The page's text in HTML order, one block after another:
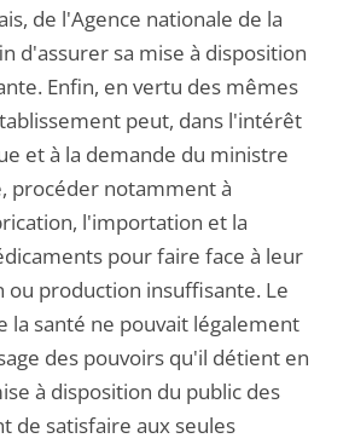
de l'Agence nationale de la
d'assurer sa mise à disposition
Enfin, en vertu des mêmes
peut, dans l'intérêt
et à la demande du ministre
procéder notamment à
l'importation et la
pour faire face à leur
ou production insuffisante. Le
la santé ne pouvait légalement
des pouvoirs qu'il détient en
à disposition du public des
de satisfaire aux seules